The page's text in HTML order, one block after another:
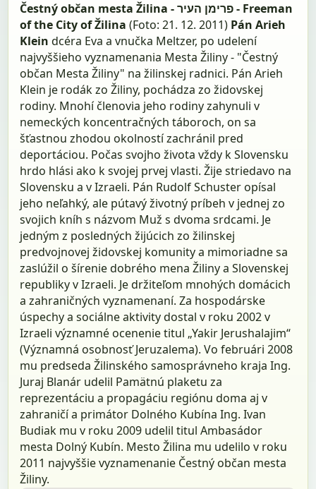
Čestný občan mesta Žilina - פרימן העיר - Freeman
of the City of Žilina (Foto: 21. 12. 2011) Pán Arieh
Kleindcéra Eva a vnučka Meltzer, po udelení
najvyššieho vyznamenania Mesta Žiliny - "Čestný
občan Mesta Žiliny" na žilinskej radnici. Pán Arieh
Klein je rodák zo Žiliny, pochádza zo židovskej
rodiny. Mnohí členovia jeho rodiny zahynuli v
nemeckých koncentračných táboroch, on sa
šťastnou zhodou okolností zachránil pred
deportáciou. Počas svojho života vždy k Slovensku
hrdo hlási ako k svojej prvej vlasti. Žije striedavo na
Slovensku a v Izraeli. Pán Rudolf Schuster opísal
jeho neľahký, ale pútavý životný príbeh v jednej zo
svojich kníh s názvom Muž s dvoma srdcami. Je
jedným z posledných žijúcich zo žilinskej
predvojnovej židovskej komunity a mimoriadne sa
zaslúžil o šírenie dobrého mena Žiliny a Slovenskej
republiky v Izraeli. Je držiteľom mnohých domácich
a zahraničných vyznamenaní. Za hospodárske
úspechy a sociálne aktivity dostal v roku 2002 v
Izraeli významné ocenenie titul „Yakir Jerushalajim“
(Významná osobnosť Jeruzalema). Vo februári 2008
mu predseda Žilinského samosprávneho kraja Ing.
Juraj Blanár udelil Pamätnú plaketu za
reprezentáciu a propagáciu regiónu doma aj v
zahraničí a primátor Dolného Kubína Ing. Ivan
Budiak mu v roku 2009 udelil titul Ambasádor
mesta Dolný Kubín. Mesto Žilina mu udelilo v roku
2011 najvyššie vyznamenanie Čestný občan mesta
Žiliny.